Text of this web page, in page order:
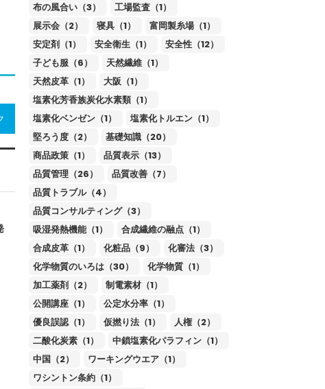
布の風合い（3）
工場監査（1）
展示会（2）
寝具（1）
富岡製糸場（1）
安定剤（1）
安全衛生（1）
安全性（12）
子ども服（6）
天然繊維（1）
天然皮革（1）
大阪（1）
塩素化芳香族炭化水素類（1）
塩素化ベンゼン（1）
塩素化トルエン（1）
堅ろう度（2）
基礎知識（20）
商品政策（1）
品質表示（13）
品質管理（26）
品質改善（7）
品質トラブル（4）
品質コンサルティング（3）
吸湿発熱機能（1）
合成繊維の融点（1）
合成皮革（1）
化粧品（9）
化審法（3）
化学物質のいろは（30）
化学物質（1）
加工薬剤（2）
制電素材（1）
公開講座（1）
公定水分率（1）
優良誤認（1）
仮撚り法（1）
人権（2）
二酸化炭素（1）
中鎖塩素化パラフィン（1）
中国（2）
ワーキングウエア（1）
ワシントン条約（1）